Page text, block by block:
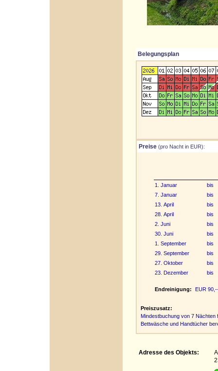
Belegungsplan
Preise (pro Nacht in EUR):
1. Januar
bis
7. Januar
bis
13. April
bis
28. April
bis
2. Juni
bis
30. Juni
bis
1. September
bis
29. September
bis
27. Oktober
bis
23. Dezember
bis
Endreinigung: EUR
Preiszusatz:
Mindestbuchung von 7 Nächten
Bettwäsche und Handtücher
Adresse des Objekts: